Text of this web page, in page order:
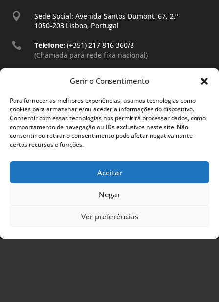
Gerir o Consentimento
Para fornecer as melhores experiências, usamos tecnologias como
cookies para armazenar e/ou aceder a informações do dispositivo.
Consentir com essas tecnologias nos permitirá processar dados, como
comportamento de navegação ou IDs exclusivos neste site. Não
consentir ou retirar o consentimento pode afetar negativamante
certos recursos e funções.
Aceitar
Negar
Ver preferências

Sede Social: Avenida Santos Dumont, 67, 2.º
1050-203 Lisboa, Portugal
 Telefone: (+351) 217 816 360/8
(Chamada para rede fixa nacional)
(Chamada para rede móvel nacional)
 E-mail Geral: aulp@aulp.org
Gabinete de Comunicação: comunicacao@aulp.org
Departamento Financeiro:
departamentofinanceiro@aulp.org
Onde Estamos